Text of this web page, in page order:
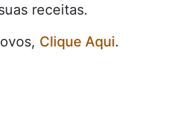
receitas.
Clique Aqui.